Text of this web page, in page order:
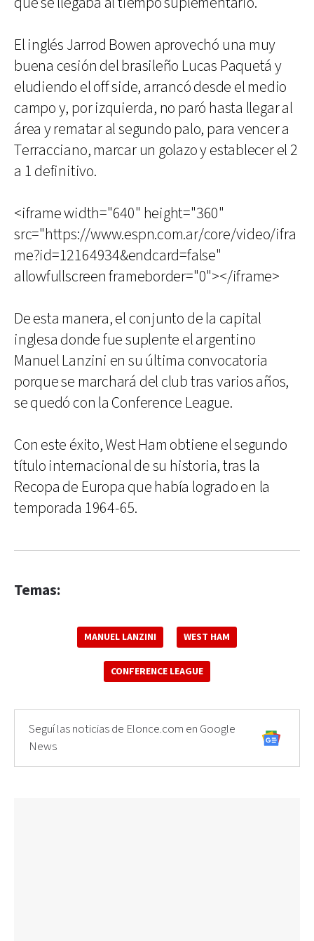
El inglés Jarrod Bowen aprovechó una muy
buena cesión del brasileño Lucas Paquetá y
eludiendo el off side, arrancó desde el medio
campo y, por izquierda, no paró hasta llegar al
área y rematar al segundo palo, para vencer a
Terracciano, marcar un golazo y establecer el 2
a 1 definitivo.
<iframe width="640" height="360"
src="https://www.espn.com.ar/core/video/ifra
me?id=12164934&endcard=false"
allowfullscreen frameborder="0"></iframe>
De esta manera, el conjunto de la capital
inglesa donde fue suplente el argentino
Manuel Lanzini en su última convocatoria
porque se marchará del club tras varios años,
se quedó con la Conference League.
Con este éxito, West Ham obtiene el segundo
título internacional de su historia, tras la
Recopa de Europa que había logrado en la
temporada 1964-65.
Temas:
MANUEL LANZINI WEST HAM
CONFERENCE LEAGUE
Seguí las noticias de Elonce.com en Google
News